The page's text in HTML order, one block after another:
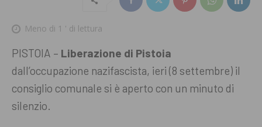
Meno di 1 ' di lettura
PISTOIA – Liberazione di Pistoia
dall’occupazione nazifascista, ieri (8 settembre) il
consiglio comunale si è aperto con un minuto di
silenzio.